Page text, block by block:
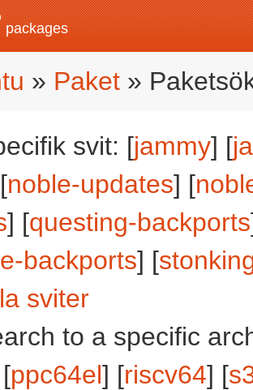
packages
» Paket »
svit: [jammy] [
noble-updates] [
] [questing-backports
backports] [
sviter
to a specific
ppc64el] [riscv64] [